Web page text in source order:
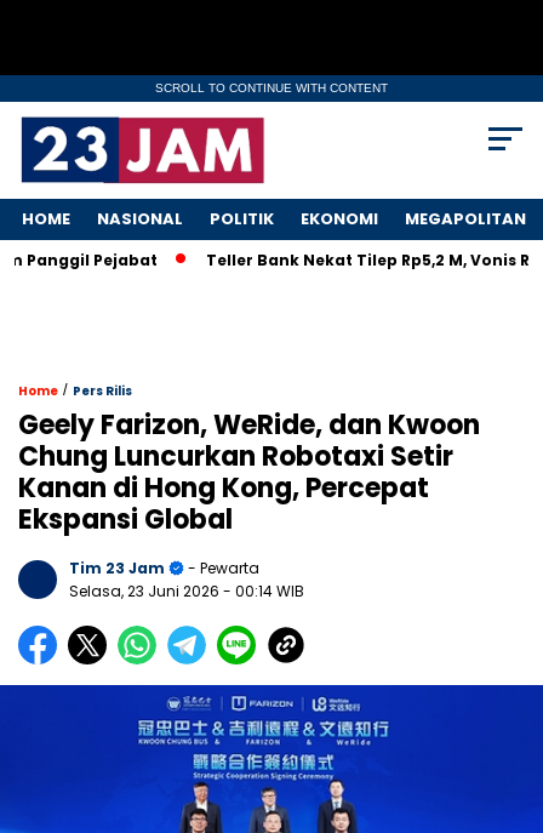
SCROLL TO CONTINUE WITH CONTENT
HOME NASIONAL POLITIK EKONOMI MEGAPOLITAN
Pejabat Teller Bank Nekat Tilep Rp5,2 M, Vonis
Home / Pers Rilis
Geely Farizon, WeRide, dan Kwoon
Chung Luncurkan Robotaxi Setir
Kanan di Hong Kong, Percepat
Ekspansi Global
Tim 23 Jam
- Pewarta
Selasa, 23 Juni 2026 - 00:14 WIB